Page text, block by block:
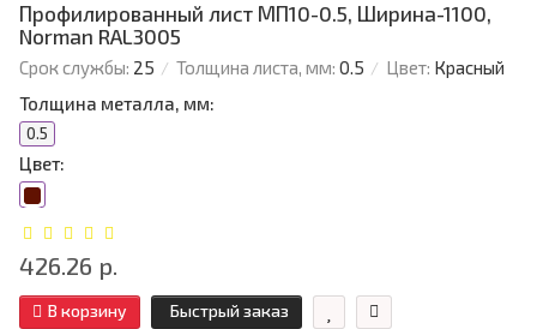
Профилированный лист МП10-0.5, Ширина-1100,
Norman RAL3005
Срок службы: 25 Толщина листа, мм: 0.5 Цвет: Красный
Толщина металла, мм:
0.5
Цвет:
426.26 р.
В корзину Быстрый заказ